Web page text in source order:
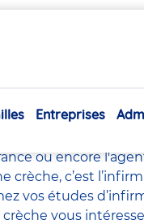
Entreprises
métiersdans le
ou encore
crèche, c’est
vos études
crèche vous